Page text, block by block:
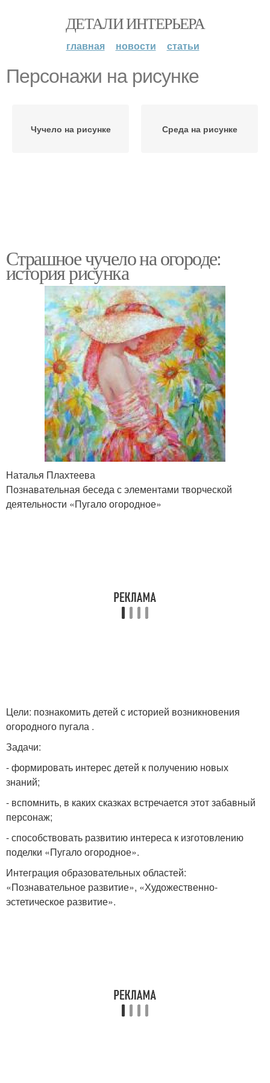
ДЕТАЛИ ИНТЕРЬЕРА
главная новости статьи
Персонажи на рисунке
Чучело на рисунке Среда на рисунке
Страшное чучело на огороде:
история рисунка
Наталья Плахтеева
Познавательная беседа с элементами творческой
деятельности «Пугало огородное»
Цели: познакомить детей с историей возникновения
огородного пугала .
Задачи:
- формировать интерес детей к получению новых
знаний;
- вспомнить, в каких сказках встречается этот забавный
персонаж;
- способствовать развитию интереса к изготовлению
поделки «Пугало огородное».
Интеграция образовательных областей:
«Познавательное развитие», «Художественно-
эстетическое развитие».